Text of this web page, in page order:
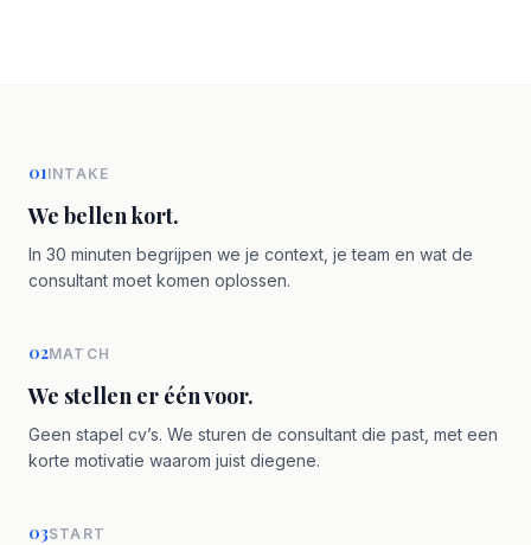
01INTAKE
We bellen kort.
In 30 minuten begrijpen we je context, je team en wat de
consultant moet komen oplossen.
02MATCH
We stellen er één voor.
Geen stapel cv’s. We sturen de consultant die past, met een
korte motivatie waarom juist diegene.
03START